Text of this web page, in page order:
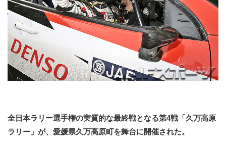
全日本ラリー選手権の実質的な最終戦となる第4戦「久万高原
ラリー」が、愛媛県久万高原町を舞台に開催された。